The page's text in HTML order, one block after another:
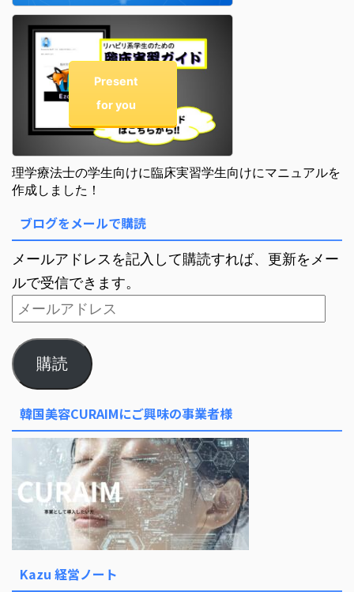
Present
for you
理学療法士の学生向けに臨床実習学生向けにマニュアルを
作成しました！
ブログをメールで購読
メールアドレスを記入して購読すれば、更新をメー
ルで受信できます。
購読
韓国美容CURAIMにご興味の事業者様
Kazu 経営ノート